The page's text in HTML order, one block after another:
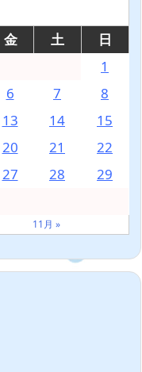
金 土
日
1
6 7
8
13 14
15
20 21
22
27 28
29
11月 »